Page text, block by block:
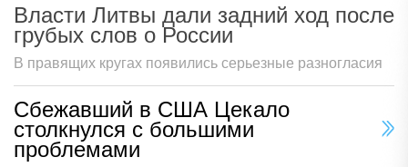
Власти Литвы дали задний ход после
грубых слов о России
В правящих кругах появились серьезные разногласия
Сбежавший в США Цекало
столкнулся с большими
проблемами